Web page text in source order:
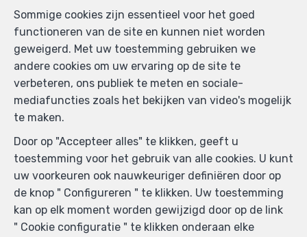
Sommige cookies zijn essentieel voor het goed
functioneren van de site en kunnen niet worden
geweigerd. Met uw toestemming gebruiken we
andere cookies om uw ervaring op de site te
verbeteren, ons publiek te meten en sociale-
mediafuncties zoals het bekijken van video's mogelijk
te maken.
Door op "Accepteer alles" te klikken, geeft u
toestemming voor het gebruik van alle cookies. U kunt
uw voorkeuren ook nauwkeuriger definiëren door op
de knop " Configureren " te klikken. Uw toestemming
kan op elk moment worden gewijzigd door op de link
" Cookie configuratie " te klikken onderaan elke